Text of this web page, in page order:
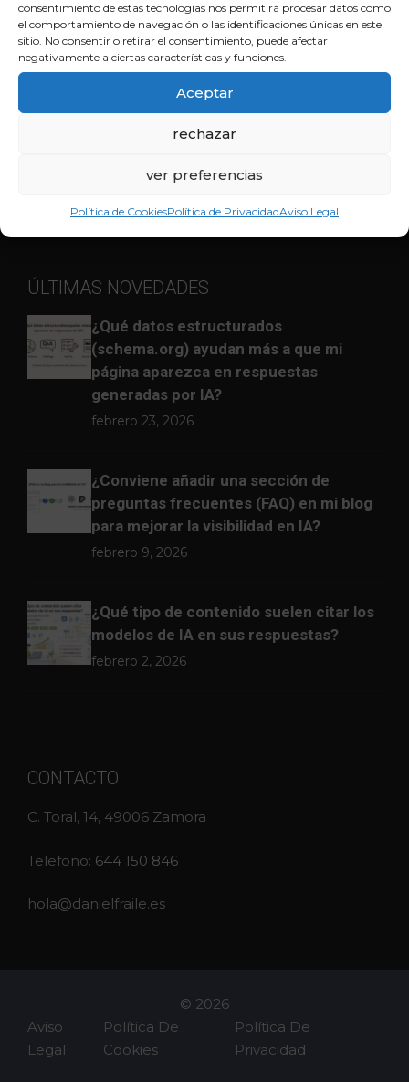
consentimiento de estas tecnologías nos permitirá procesar datos como
el comportamiento de navegación o las identificaciones únicas en este
sitio. No consentir o retirar el consentimiento, puede afectar
negativamente a ciertas características y funciones.
Aceptar
rechazar
ver preferencias
Política de CookiesPolítica de PrivacidadAviso Legal
INBOUND
Únete a nuestra comunidad en las redes sociales y
descubre cómo potenciar tu sitio web para alcanzar
el éxito en el competitivo mundo digital.
ÚLTIMAS NOVEDADES
¿Qué datos estructurados
(schema.org) ayudan más a que mi
página aparezca en respuestas
generadas por IA?
febrero 23, 2026
¿Conviene añadir una sección de
preguntas frecuentes (FAQ) en mi blog
para mejorar la visibilidad en IA?
febrero 9, 2026
¿Qué tipo de contenido suelen citar los
modelos de IA en sus respuestas?
febrero 2, 2026
CONTACTO
C. Toral, 14, 49006 Zamora
Telefono: 644 150 846
hola@danielfraile.es
© 2026
Aviso
Legal
Política De
Cookies
Política De
Privacidad